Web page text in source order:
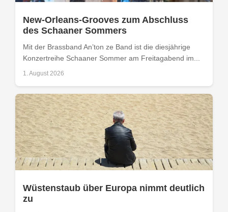
New-Orleans-Grooves zum Abschluss
des Schaaner Sommers
Mit der Brassband An’ton ze Band ist die diesjährige
Konzertreihe Schaaner Sommer am Freitagabend im...
1. August 2026
Wüstenstaub über Europa nimmt deutlich
zu